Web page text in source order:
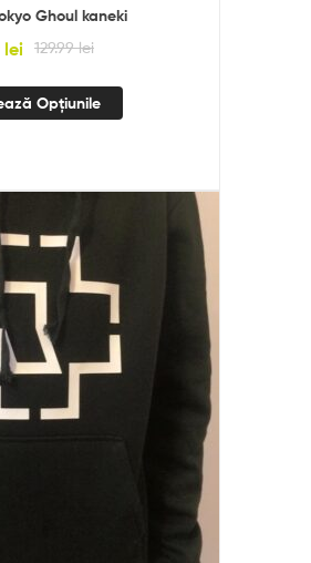
Ghoul kaneki
129.99lei
lei
Opțiunile